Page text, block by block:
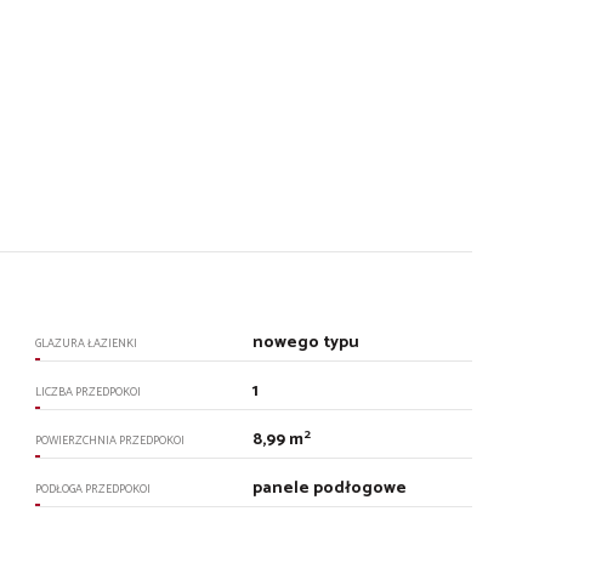
GLAZURA ŁAZIENKI nowego typu
LICZBA PRZEDPOKOI 1
POWIERZCHNIA PRZEDPOKOI 8,99 m2
PODŁOGA PRZEDPOKOI panele podłogowe